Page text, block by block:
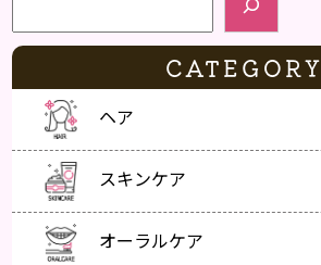
CATEGORY
ヘア
スキンケア
オーラルケア